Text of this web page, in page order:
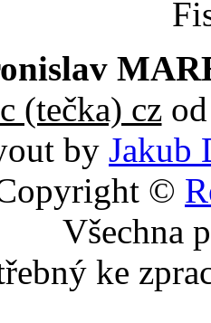
(tečka) czod
by Jakub
©
Všechna
ke